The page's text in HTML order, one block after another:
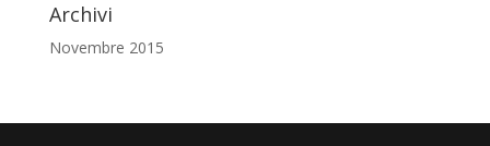
Archivi
Novembre 2015